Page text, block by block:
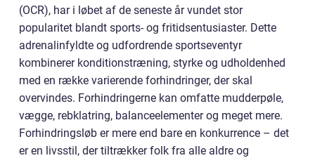
(OCR), har i løbet af de seneste år vundet stor
popularitet blandt sports- og fritidsentusiaster. Dette
adrenalinfyldte og udfordrende sportseventyr
kombinerer konditionstræning, styrke og udholdenhed
med en række varierende forhindringer, der skal
overvindes. Forhindringerne kan omfatte mudderpøle,
vægge, rebklatring, balanceelementer og meget mere.
Forhindringsløb er mere end bare en konkurrence – det
er en livsstil, der tiltrækker folk fra alle aldre og